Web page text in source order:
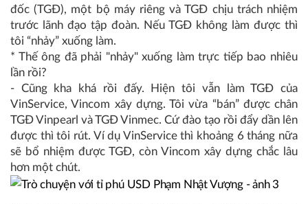
đốc (TGĐ), một bộ máy riêng và TGĐ chịu trách nhiệm
trước lãnh đạo tập đoàn. Nếu TGĐ không làm được thì
tôi “nhảy” xuống làm.
* Thế ông đã phải "nhảy" xuống làm trực tiếp bao nhiêu
lần rồi?
- Cũng kha khá rồi đấy. Hiện tôi vẫn làm TGĐ của
VinService, Vincom xây dựng. Tôi vừa “bán” được chân
TGĐ Vinpearl và TGĐ Vinmec. Cứ đào tạo rồi đẩy dần lên
được thì tôi rút. Ví dụ VinService thì khoảng 6 tháng nữa
sẽ bổ nhiệm được TGĐ, còn Vincom xây dựng chắc lâu
hơn một chút.